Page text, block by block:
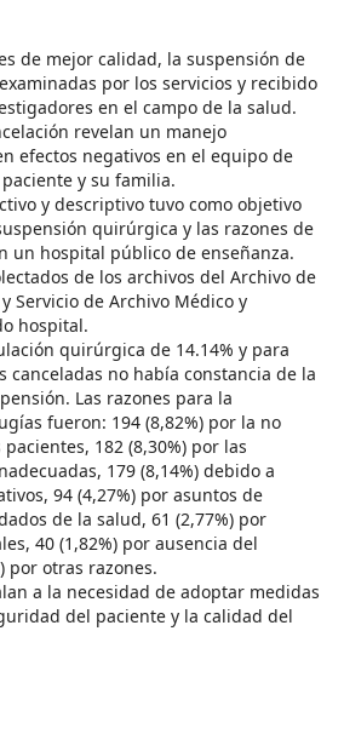
de mejor calidad, la suspensión de
por los servicios y recibido
en el campo de la salud.
revelan un manejo
efectos negativos en el equipo de
y su familia.
y descriptivo tuvo como objetivo
quirúrgica y las razones de
un hospital público de enseñanza.
de los archivos del Archivo de
Servicio de Archivo Médico y
hospital.
quirúrgica de 14.14% y para
canceladas no había constancia de la
Las razones para la
fueron: 194 (8,82%) por la no
182 (8,30%) por las
179 (8,14%) debido a
94 (4,27%) por asuntos de
de la salud, 61 (2,77%) por
40 (1,82%) por ausencia del
por otras razones.
a la necesidad de adoptar medidas
del paciente y la calidad del